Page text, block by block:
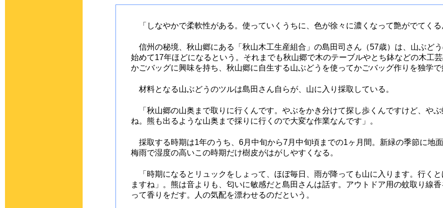
「しなやかで柔軟性がある。使っていくうちに、色が徐々に濃くなって艶がでてくる
信州の秘境、秋山郷にある「秋山木工生産組合」の島田司さん（57歳）は、山ぶど
始めて17年ほどになるという。それまでも秋山郷で木のテーブルやとち鉢などの木工芸
かごバッグに興味を持ち、秋山郷に自生する山ぶどうを使ってかごバッグ作りを独学で
材料となる山ぶどうのツルは島田さん自らが、山に入り採取している。
「秋山郷の山奥まで取りに行くんです。やぶをかき分けて探し歩くんですけど、や
ね。熊も出るような山奥まで採りに行くので大変な作業なんです」。
採取する時期は1年のうち、6月中旬から7月中旬頃までの1ヶ月間。新緑の季節に地面
梅雨で湿度の高いこの時期だけ樹皮がはがしやすくなる。
「時期になるとリュックをしょって、ほぼ毎日、雨が降っても山に入ります。行く
ますね」。熊は音よりも、匂いに敏感だと島田さんは話す。アウトドア用の蚊取り線
って香りをだす。人の気配を漂わせるのだという。